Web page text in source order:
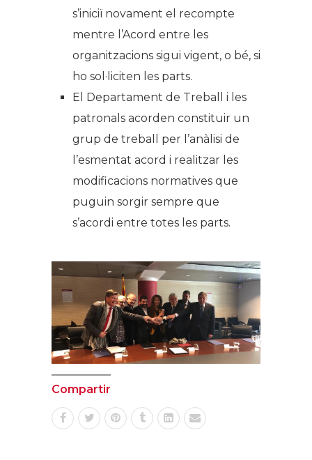
s’iniciï novament el recompte
mentre l’Acord entre les
organitzacions sigui vigent, o bé, si
ho sol·liciten les parts.
El Departament de Treball i les
patronals acorden constituir un
grup de treball per l’anàlisi de
l’esmentat acord i realitzar les
modificacions normatives que
puguin sorgir sempre que
s’acordi entre totes les parts.
Compartir